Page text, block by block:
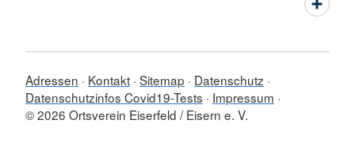
Adressen Kontakt Sitemap
Datenschutz
Datenschutzinfos Covid19-Tests
Impressum
© 2026 Ortsverein Eiserfeld / Eisern e. V.